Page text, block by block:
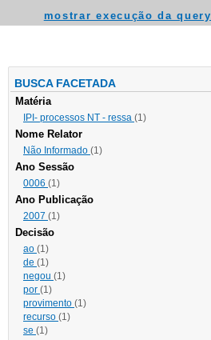
mostrar execução da query
BUSCA FACETADA
Matéria
IPI- processos NT - ressa (1)
Nome Relator
Não Informado (1)
Ano Sessão
0006 (1)
Ano Publicação
2007 (1)
Decisão
ao (1)
de (1)
negou (1)
por (1)
provimento (1)
recurso (1)
se (1)